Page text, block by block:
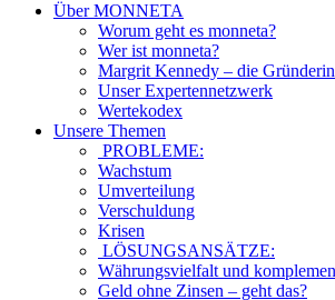
Über MONNETA
Worum geht es monneta?
Wer ist monneta?
Margrit Kennedy – die Gründerin
Unser Expertennetzwerk
Wertekodex
Unsere Themen
PROBLEME:
Wachstum
Umverteilung
Verschuldung
Krisen
LÖSUNGSANSÄTZE:
Währungsvielfalt und
Geld ohne Zinsen – geht das?